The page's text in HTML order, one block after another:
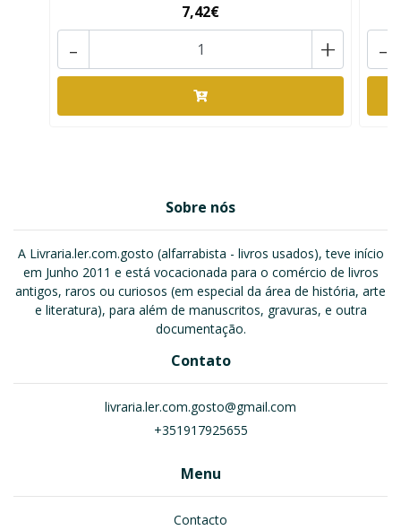
7,42€
+
- -
Sobre nós
A Livraria.ler.com.gosto (alfarrabista - livros usados), teve início
em Junho 2011 e está vocacionada para o comércio de livros
antigos, raros ou curiosos (em especial da área de história, arte
e literatura), para além de manuscritos, gravuras, e outra
documentação.
Contato
livraria.ler.com.gosto@gmail.com
+351917925655
Menu
Contacto